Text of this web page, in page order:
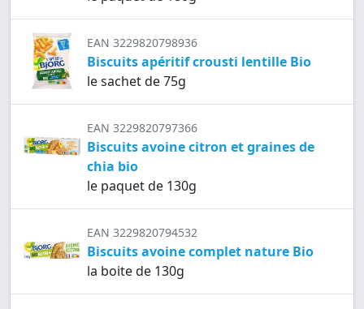
EAN 3229820798936
Biscuits apéritif crousti lentille Bio
le sachet de 75g
EAN 3229820797366
Biscuits avoine citron et graines de
chia bio
le paquet de 130g
EAN 3229820794532
Biscuits avoine complet nature Bio
la boite de 130g